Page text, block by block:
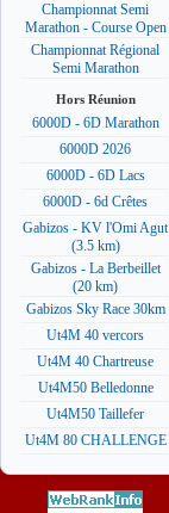
Championnat Semi
Marathon - Course Open
Championnat Régional
Semi Marathon
Hors Réunion
6000D - 6D Marathon
6000D 2026
6000D - 6D Lacs
6000D - 6d Crêtes
Gabizos - KV l'Omi Agut
(3.5 km)
Gabizos - La Berbeillet
(20 km)
Gabizos Sky Race 30km
Ut4M 40 vercors
Ut4M 40 Chartreuse
Ut4M50 Belledonne
Ut4M50 Taillefer
Ut4M 80 CHALLENGE